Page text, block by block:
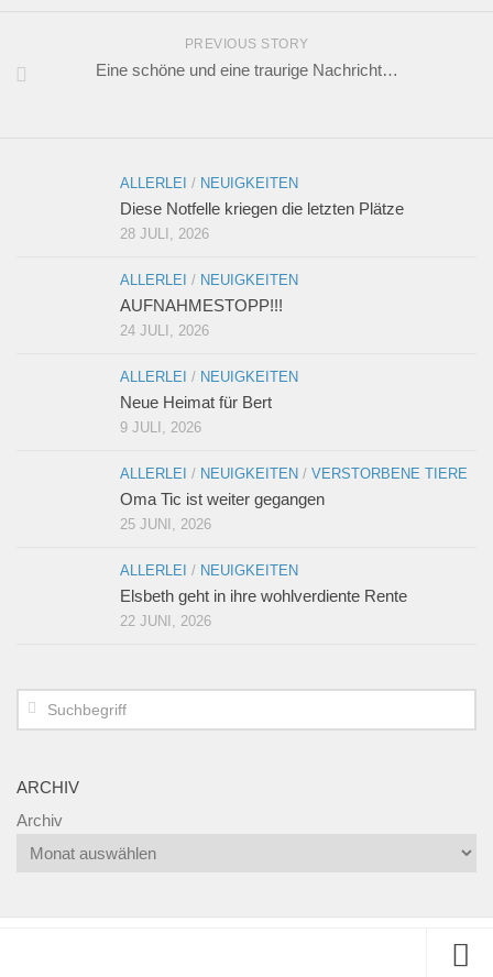
PREVIOUS STORY
Eine schöne und eine traurige Nachricht…
ALLERLEI / NEUIGKEITEN
Diese Notfelle kriegen die letzten Plätze
28 JULI, 2026
ALLERLEI / NEUIGKEITEN
AUFNAHMESTOPP!!!
24 JULI, 2026
ALLERLEI / NEUIGKEITEN
Neue Heimat für Bert
9 JULI, 2026
ALLERLEI / NEUIGKEITEN / VERSTORBENE TIERE
Oma Tic ist weiter gegangen
25 JUNI, 2026
ALLERLEI / NEUIGKEITEN
Elsbeth geht in ihre wohlverdiente Rente
22 JUNI, 2026
ARCHIV
Archiv